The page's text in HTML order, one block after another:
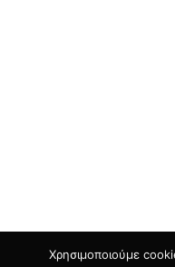
Χρησιμοποιούμε